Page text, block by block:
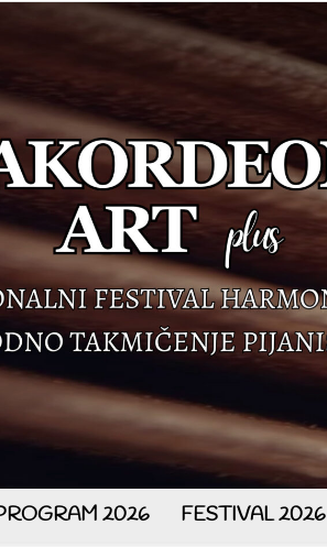
2026 FESTIVAL 2026